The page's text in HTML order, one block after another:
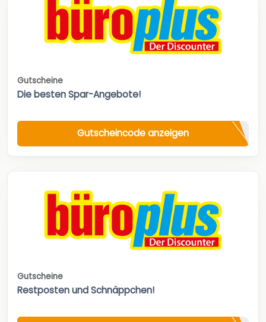
Gutscheine
Die besten Spar-Angebote!
Gutscheincode anzeigen
Gutscheine
Restposten und Schnäppchen!